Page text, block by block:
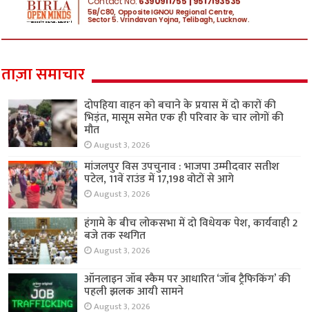
ताज़ा समाचार
दोपहिया वाहन को बचाने के प्रयास में दो कारों की
भिड़ंत, मासूम समेत एक ही परिवार के चार लोगों की
मौत
August 3, 2026
मांजलपुर विस उपचुनाव : भाजपा उम्मीदवार सतीश
पटेल, 11वें राउंड में 17,198 वोटों से आगे
August 3, 2026
हंगामे के बीच लोकसभा में दो विधेयक पेश, कार्यवाही 2
बजे तक स्थगित
August 3, 2026
ऑनलाइन जॉब स्कैम पर आधारित ‘जॉब ट्रैफिकिंग’ की
पहली झलक आयी सामने
August 3, 2026